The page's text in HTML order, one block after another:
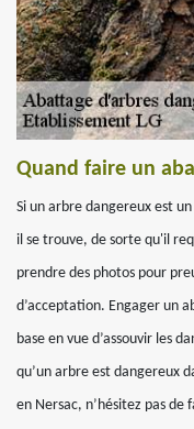
Quand faire un
Si un arbre dangereux est
il se trouve, de sorte qu'il
prendre des photos pour
d’acceptation. Engager un
base en vue d’assouvir les
qu’un arbre est dangereux
en Nersac, n’hésitez pas de